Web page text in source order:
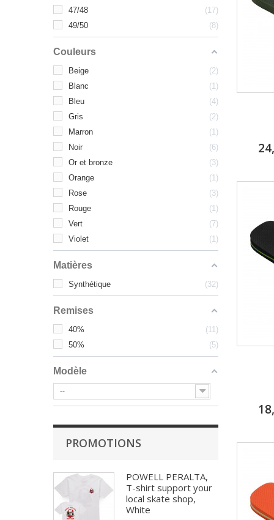
47/48
17
49/50
8
Couleurs
Beige
2
Blanc
1
Bleu
4
Gris
2
Marron
1
Noir
6
Or et bronze
3
Orange
1
Rose
3
Rouge
1
Vert
7
Violet
1
Matières
Synthétique 32
Remises
40%
11
50%
5
Modèle
--
PROMOTIONS
POWELL PERALTA,
T-shirt support your
local skate shop,
White